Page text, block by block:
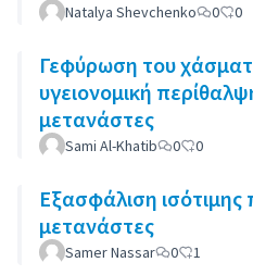
Natalya Shevchenko 0 0
Γεφύρωση του
υγειονομική
μετανάστες
Sami Al-Khatib 0 0
Εξασφάλιση
μετανάστες
Samer Nassar 0 1